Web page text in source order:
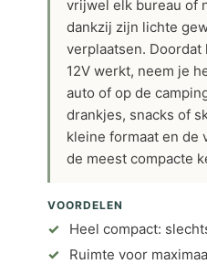
vrijwel elk bureau of
dankzij zijn lichte
verplaatsen.
12V werkt, neem je
auto of op de
drankjes, snacks of
kleine formaat en de
de meest compacte
VOORDELEN
Heel compact:
Ruimte voor